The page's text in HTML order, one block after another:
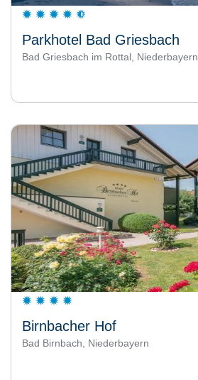
Parkhotel Bad Griesbach
Bad Griesbach im Rottal, Niederbayern
Birnbacher Hof
Bad Birnbach, Niederbayern